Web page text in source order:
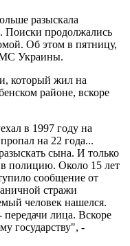
разыскала
Поиски продолжались
Об этом в пятницу,
Украины.
который жил на
районе, вскоре
в 1997 году на
на 22 года...
сына. И только
полицию. Около 15 лет
сообщение от
стражи
человек нашелся.
лица. Вскоре
государству", -